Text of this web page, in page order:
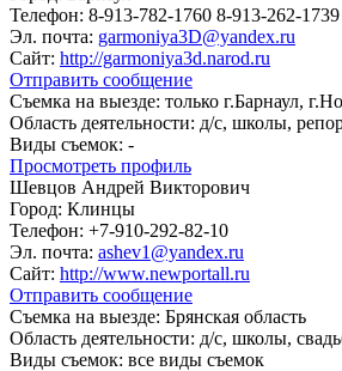
Телефон: 8-913-782-1760 8-913-262-1739
Эл. почта: garmoniya3D@yandex.ru
Сайт: http://garmoniya3d.narod.ru
Отправить сообщение
Съемка на выезде: только г.Барнаул,
Область деятельности: д/с, школы,
Виды съемок: -
Просмотреть профиль
Шевцов Андрей Викторович
Город: Клинцы
Телефон: +7-910-292-82-10
Эл. почта: ashev1@yandex.ru
Сайт: http://www.newportall.ru
Отправить сообщение
Съемка на выезде: Брянская область
Область деятельности: д/с, школы,
Виды съемок: все виды съемок